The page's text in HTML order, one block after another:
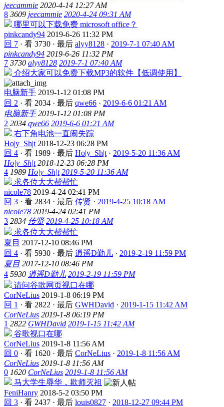
jeecammie 2020-4-14 12:27 AM
8 3609 jeecammie 2020-4-24 09:31 AM
哪里可以下载免费 microsoft office？
pinkcandy94 2019-6-26 11:32 PM
回 7 · 看 3730 · 最后 alyy8128 · 2019-7-1 07:40 AM
pinkcandy94 2019-6-26 11:32 PM
7 3730 alyy8128 2019-7-1 07:40 AM
介绍大家可以免费下载MP3的软件【低调使用】
电脑新手 2019-1-12 01:08 PM
回 2 · 看 2034 · 最后 qwe66 · 2019-6-6 01:21 AM
电脑新手 2019-1-12 01:08 PM
2 2034 qwe66 2019-6-6 01:21 AM
右下角电池一直闹失踪
Ho|y_Sh|t 2018-12-23 06:28 PM
回 4 · 看 1989 · 最后 Ho|y_Sh|t · 2019-5-20 11:36 AM
Ho|y_Sh|t 2018-12-23 06:28 PM
4 1989 Ho|y_Sh|t 2019-5-20 11:36 AM
求各位大大帮帮忙
nicole78 2019-4-24 02:41 PM
回 3 · 看 2834 · 最后 传贤 · 2019-4-25 10:18 AM
nicole78 2019-4-24 02:41 PM
3 2834 传贤 2019-4-25 10:18 AM
求各位大大帮帮忙
夏目 2017-12-10 08:46 PM
回 4 · 看 5930 · 最后 逍遥D勤儿 · 2019-2-19 11:59 PM
夏目 2017-12-10 08:46 PM
4 5930 逍遥D勤儿 2019-2-19 11:59 PM
请问谷歌网页视口在哪
CorNeLius 2019-1-8 06:19 PM
回 1 · 看 2822 · 最后 GWHDavid · 2019-1-15 11:42 AM
CorNeLius 2019-1-8 06:19 PM
1 2822 GWHDavid 2019-1-15 11:42 AM
谷歌视口在哪
CorNeLius 2019-1-8 11:56 AM
回 0 · 看 1620 · 最后 CorNeLius · 2019-1-8 11:56 AM
CorNeLius 2019-1-8 11:56 AM
0 1620 CorNeLius 2019-1-8 11:56 AM
马大学生辱华，欺师灭祖
FeniHanry 2018-5-2 03:50 PM
回 3 · 看 2437 · 最后 louis0827 · 2018-12-27 09:44 PM